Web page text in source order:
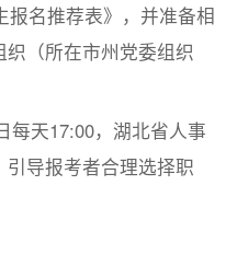
报名推荐表》，并准备相
（所在市州党委组织
每天17:00，湖北省人事
导报考者合理选择职